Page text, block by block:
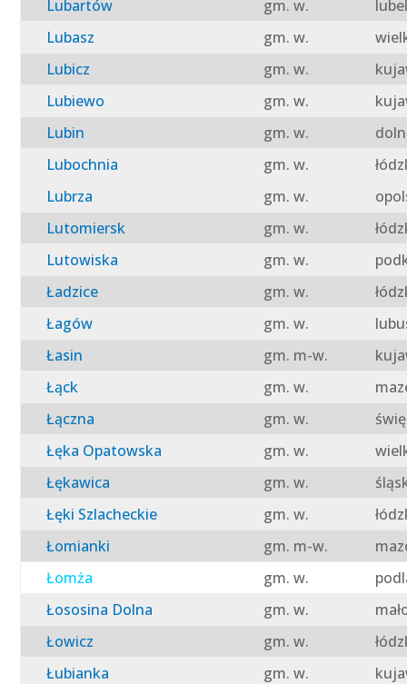
Lubartów gm. w.
Lubasz
gm. w.
Lubicz
gm. w.
Lubiewo
gm. w.
Lubin
gm. w.
Lubochnia
gm. w.
Lubrza
gm. w.
Lutomiersk
gm. w.
Lutowiska
gm. w.
Ładzice
gm. w.
Łagów
gm. w.
Łasin
gm. m-w.
Łąck
gm. w.
Łączna
gm. w.
Łęka Opatowska
gm. w.
Łękawica
gm. w.
Łęki Szlacheckie
gm. w.
Łomianki
gm. m-w.
Łomża
gm. w.
Łososina Dolna
gm. w.
Łowicz
gm. w.
Łubianka
gm. w.